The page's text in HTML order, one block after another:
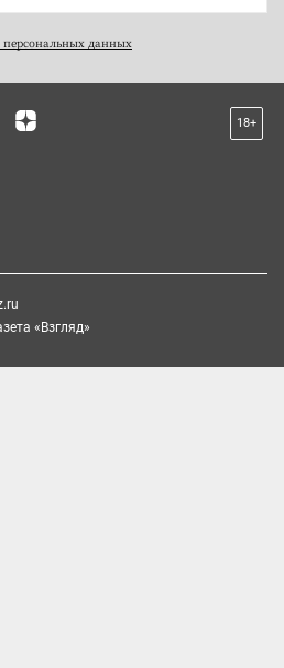
персональных данных
18+
«Взгляд»